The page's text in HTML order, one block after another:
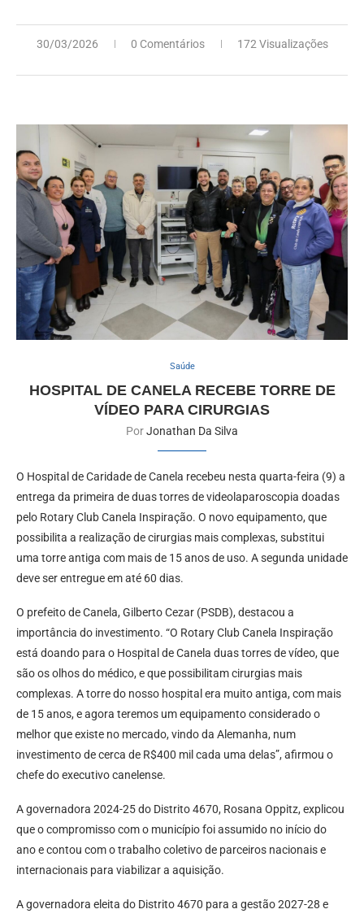
30/03/2026 0 Comentários 172 Visualizações
Saúde
HOSPITAL DE CANELA RECEBE TORRE DE
VÍDEO PARA CIRURGIAS
PorJonathan Da Silva
O Hospital de Caridade de Canela recebeu nesta quarta-feira (9) a
entrega da primeira de duas torres de videolaparoscopia doadas
pelo Rotary Club Canela Inspiração. O novo equipamento, que
possibilita a realização de cirurgias mais complexas, substitui
uma torre antiga com mais de 15 anos de uso. A segunda unidade
deve ser entregue em até 60 dias.
O prefeito de Canela, Gilberto Cezar (PSDB), destacou a
importância do investimento. “O Rotary Club Canela Inspiração
está doando para o Hospital de Canela duas torres de vídeo, que
são os olhos do médico, e que possibilitam cirurgias mais
complexas. A torre do nosso hospital era muito antiga, com mais
de 15 anos, e agora teremos um equipamento considerado o
melhor que existe no mercado, vindo da Alemanha, num
investimento de cerca de R$400 mil cada uma delas”, afirmou o
chefe do executivo canelense.
A governadora 2024-25 do Distrito 4670, Rosana Oppitz, explicou
que o compromisso com o município foi assumido no início do
ano e contou com o trabalho coletivo de parceiros nacionais e
internacionais para viabilizar a aquisição.
A governadora eleita do Distrito 4670 para a gestão 2027-28 e